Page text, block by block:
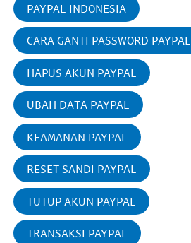
PAYPAL INDONESIA
CARA GANTI PASSWORD PAYPAL
HAPUS AKUN PAYPAL
UBAH DATA PAYPAL
KEAMANAN PAYPAL
RESET SANDI PAYPAL
TUTUP AKUN PAYPAL
TRANSAKSI PAYPAL